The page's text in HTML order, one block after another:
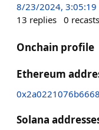
8/23/2024, 3:05:19
13 replies 0 recasts
Onchain profile
Ethereum
Solana